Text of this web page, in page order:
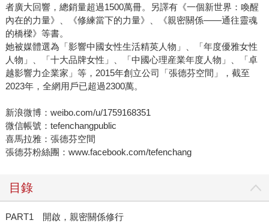
者廣大回響，總銷量超過1500萬冊。另譯有《一個新世界：喚醒
內在的力量》、《修練當下的力量》、《親密關係——通往靈魂
的橋樑》等書。
她被媒體選為「影響中國女性生活精英人物」、「年度優雅女性
人物」、「十大品牌女性」、「中國心理産業年度人物」、「卓
越影響力企業家」等，2015年創立公司「張德芬空間」，截至
2023年，全網用戶已超過2300萬。
新浪微博：weibo.com/u/1759168351
微信帳號：tefenchangpublic
喜馬拉雅：張德芬空間
張德芬粉絲團：www.facebook.com/tefenchang
目錄
PART1 開啟，親密關係修行